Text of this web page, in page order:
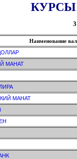
Наименование
МАНАТ
МАНАТ